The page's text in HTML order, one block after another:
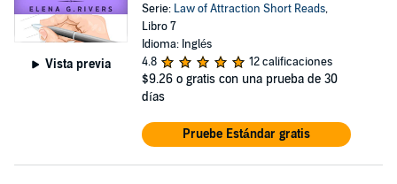
Vista previa
Serie: Law of Attraction Short Reads,
Libro 7
Idioma: Inglés
4.8
12 calificaciones
$9.26 o gratis con una prueba de 30
días
Pruebe Estándar gratis